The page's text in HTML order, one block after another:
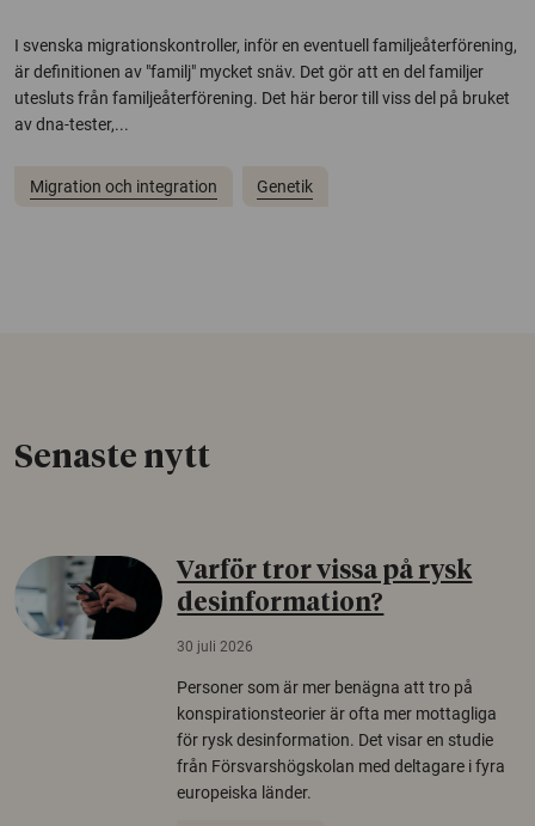
I svenska migrationskontroller, inför en eventuell familjeåterförening,
är definitionen av "familj" mycket snäv. Det gör att en del familjer
utesluts från familjeåterförening. Det här beror till viss del på bruket
av dna-tester,...
Migration och integration Genetik
Senaste nytt
Varför tror vissa på rysk
desinformation?
30 juli 2026
Personer som är mer benägna att tro på
konspirationsteorier är ofta mer mottagliga
för rysk desinformation. Det visar en studie
från Försvarshögskolan med deltagare i fyra
europeiska länder.